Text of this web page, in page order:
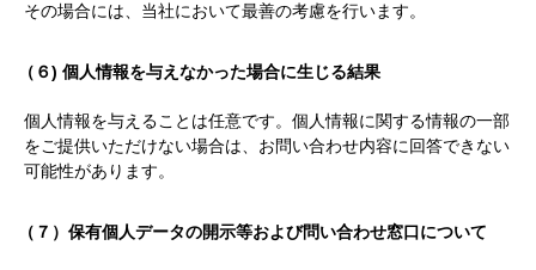
その場合には、当社において最善の考慮を行います。
（６) 個人情報を与えなかった場合に生じる結果
個人情報を与えることは任意です。個人情報に関する情報の一部
をご提供いただけない場合は、お問い合わせ内容に回答できない
可能性があります。
（７）保有個人データの開示等および問い合わせ窓口について